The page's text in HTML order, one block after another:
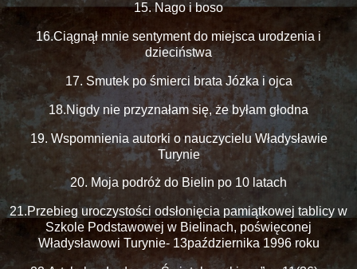
15. Nago i boso
16.Ciągnął mnie sentyment do miejsca urodzenia i
dzieciństwa
17. Smutek po śmierci brata Józka i ojca
18.Nigdy nie przyznałam się, że byłam głodna
19. Wspomnienia autorki o nauczycielu Władysławie
Turynie
20. Moja podróż do Bielin po 10 latach
21.Przebieg uroczystości odsłonięcia pamiątkowej tablicy w
Szkole Podstawowej w Bielinach, poświęconej
Władysławowi Turynie- 13października 1996 roku